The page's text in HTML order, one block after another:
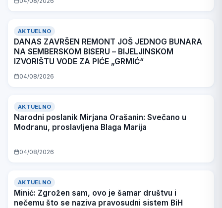
AKTUELNO
DANAS ZAVRŠEN REMONT JOŠ JEDNOG BUNARA
NA SEMBERSKOM BISERU – BIJELJINSKOM
IZVORIŠTU VODE ZA PIĆE „GRMIĆ“
04/08/2026
AKTUELNO
Narodni poslanik Mirjana Orašanin: Svečano u
Modranu, proslavljena Blaga Marija
04/08/2026
AKTUELNO
Minić: Zgrožen sam, ovo je šamar društvu i
nečemu što se naziva pravosudni sistem BiH